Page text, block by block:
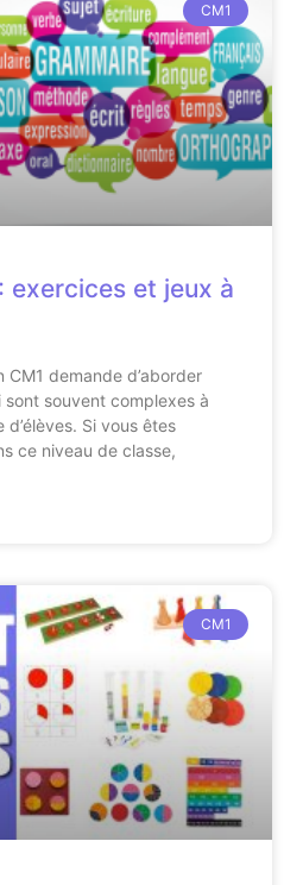
CM1
exercices et jeux à
CM1 demande d’aborder
souvent complexes à
Si vous êtes
ce niveau de classe,
CM1